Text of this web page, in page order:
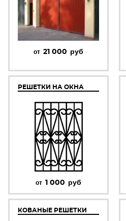
от 21 000 руб
РЕШЕТКИ НА ОКНА
от 1 000 руб
КОВАНЫЕ РЕШЕТКИ